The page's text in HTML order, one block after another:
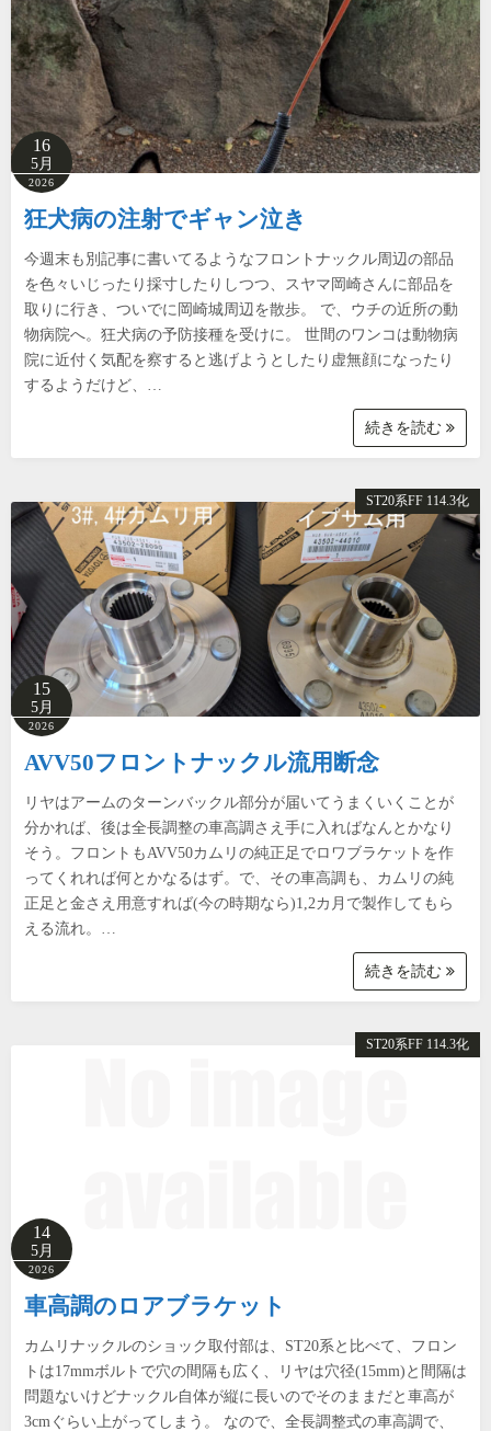
16
5月
2026
狂犬病の注射でギャン泣き
今週末も別記事に書いてるようなフロントナックル周辺の部品
を色々いじったり採寸したりしつつ、スヤマ岡崎さんに部品を
取りに行き、ついでに岡崎城周辺を散歩。 で、ウチの近所の動
物病院へ。狂犬病の予防接種を受けに。 世間のワンコは動物病
院に近付く気配を察すると逃げようとしたり虚無顔になったり
するようだけど、…
続きを読む
ST20系FF 114.3化
15
5月
2026
AVV50フロントナックル流用断念
リヤはアームのターンバックル部分が届いてうまくいくことが
分かれば、後は全長調整の車高調さえ手に入ればなんとかなり
そう。フロントもAVV50カムリの純正足でロワブラケットを作
ってくれれば何とかなるはず。で、その車高調も、カムリの純
正足と金さえ用意すれば(今の時期なら)1,2カ月で製作してもら
える流れ。…
続きを読む
ST20系FF 114.3化
14
5月
2026
車高調のロアブラケット
カムリナックルのショック取付部は、ST20系と比べて、フロン
トは17mmボルトで穴の間隔も広く、リヤは穴径(15mm)と間隔は
問題ないけどナックル自体が縦に長いのでそのままだと車高が
3cmぐらい上がってしまう。 なので、全長調整式の車高調で、